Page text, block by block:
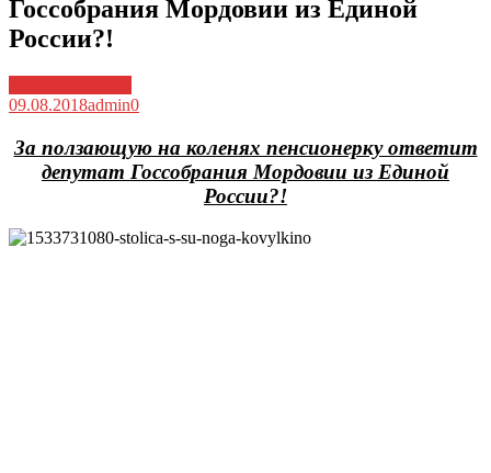
Госсобрания Мордовии из Единой
России?!
09.08.2018admin0
За ползающую на коленях пенсионерку ответит
депутат Госсобрания Мордовии из Единой
России?!